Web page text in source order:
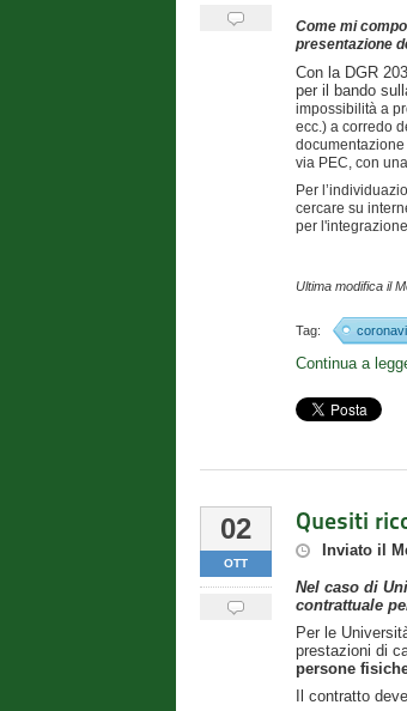
Come mi
presentazione
Con la DGR
per il bando
impossibilità a
ecc.) a corredo
via PEC, con
Per
cercare su
per
Ultima modifica il
Tag:
Continua a
02
OTT
Quesiti
Inviato il
Nel caso di
contrattuale
Per le
prestazioni di
persone
Il contratto